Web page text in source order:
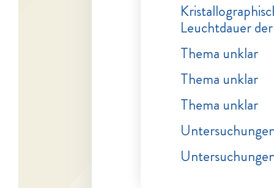
Leuchtdauer
Thema unklar
Thema unklar
Thema unklar